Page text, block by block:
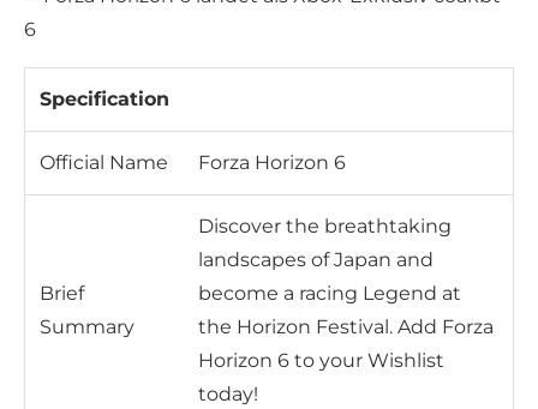
Specification
Official Name Forza Horizon 6
Brief
Summary
Discover the breathtaking
landscapes of Japan and
become a racing Legend at
the Horizon Festival. Add Forza
Horizon 6 to your Wishlist
today!